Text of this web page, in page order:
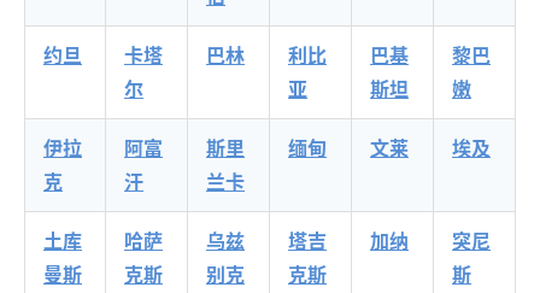
约旦
卡塔
尔
巴林
利比
亚
巴基
斯坦
黎巴
嫩
伊拉
克
阿富
汗
斯里
兰卡
缅甸 文莱 埃及
土库
曼斯
哈萨
克斯
乌兹
别克
塔吉
克斯
加纳
突尼
斯